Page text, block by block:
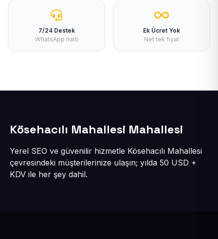
7/24 Destek
WhatsApp hattı
Ek Ücret Yok
Net tek fiyat
Kösehacılı Mahallesi Mahallesi
Yerel SEO ve güvenilir hizmetle Kösehacılı Mahallesi
çevresindeki müşterilerinize ulaşın; yılda 50 USD +
KDV ile her şey dahil.